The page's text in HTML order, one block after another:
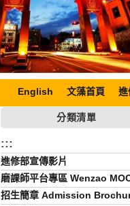
English 文藻首頁 進
分類清單
:::
進修部宣傳影片
磨課師平台專區 Wenzao
招生簡章 Admission